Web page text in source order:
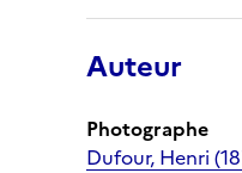
Auteur
Photographe
Dufour, Henri